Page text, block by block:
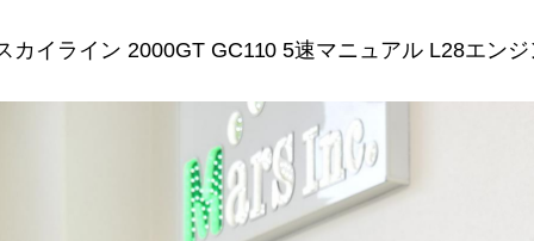
カイライン 2000GT GC110 5速マニュアル L28エン